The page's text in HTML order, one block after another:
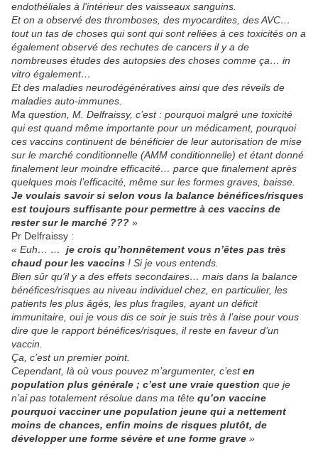
endothéliales à l’intérieur des vaisseaux sanguins.
Et on a observé des thromboses, des myocardites, des AVC…
tout un tas de choses qui sont qui sont reliées à ces toxicités on a
également observé des rechutes de cancers il y a de
nombreuses études des autopsies des choses comme ça… in
vitro également…
Et des maladies neurodégénératives ainsi que des réveils de
maladies auto-immunes.
Ma question, M. Delfraissy, c’est : pourquoi malgré une toxicité
qui est quand même importante pour un médicament, pourquoi
ces vaccins continuent de bénéficier de leur autorisation de mise
sur le marché conditionnelle (AMM conditionnelle) et étant donné
finalement leur moindre efficacité… parce que finalement après
quelques mois l’efficacité, même sur les formes graves, baisse.
Je voulais savoir si selon vous la balance bénéfices/risques
est toujours suffisante pour permettre à ces vaccins de
rester sur le marché ??? »
Pr Delfraissy :
« Euh… … je crois qu’honnêtement vous n’êtes pas très
chaud pour les vaccins ! Si je vous entends.
Bien sûr qu’il y a des effets secondaires… mais dans la balance
bénéfices/risques au niveau individuel chez, en particulier, les
patients les plus âgés, les plus fragiles, ayant un déficit
immunitaire, oui je vous dis ce soir je suis très à l’aise pour vous
dire que le rapport bénéfices/risques, il reste en faveur d’un
vaccin.
Ça, c’est un premier point.
Cependant, là où vous pouvez m’argumenter, c’esten
population plus générale ; c’est une vraie question que je
n’ai pas totalement résolue dans ma tête qu’on vaccine
pourquoi vacciner une population jeune qui a nettement
moins de chances, enfin moins de risques plutôt, de
développer une forme sévère et une forme grave »